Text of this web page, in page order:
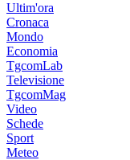
Ultim'ora
Cronaca
Mondo
Economia
TgcomLab
Televisione
TgcomMag
Video
Schede
Sport
Meteo